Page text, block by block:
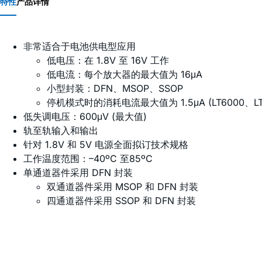
非常适合于电池供电型应用
低电压：在 1.8V 至 16V 工作
低电流：每个放大器的最大值为 16μA
小型封装：DFN、MSOP、SSOP
停机模式时的消耗电流最大值为 1.5μA (LT6000、
低失调电压：600μV (最大值)
轨至轨输入和输出
针对 1.8V 和 5V 电源全面拟订技术规格
工作温度范围：–40ºC 至85ºC
单通道器件采用 DFN 封装
双通道器件采用 MSOP 和 DFN 封装
四通道器件采用 SSOP 和 DFN 封装